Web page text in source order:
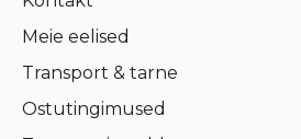
Meie eelised
Transport & tarne
Ostutingimused